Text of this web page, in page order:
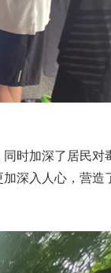
时加深了居民对
深入人心，营造